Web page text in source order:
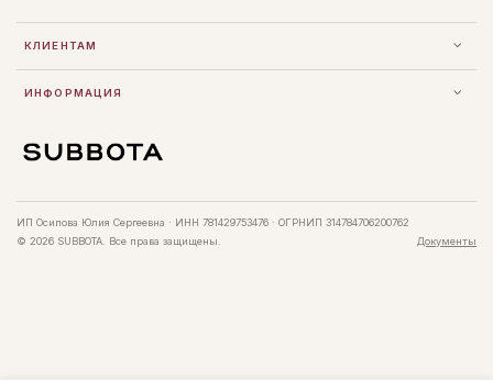
КЛИЕНТАМ
ИНФОРМАЦИЯ
ИП Осипова Юлия Сергеевна · ИНН 781429753476 · ОГРНИП 314784706200762
© 2026 SUBBOTA. Все права защищены.
Документы